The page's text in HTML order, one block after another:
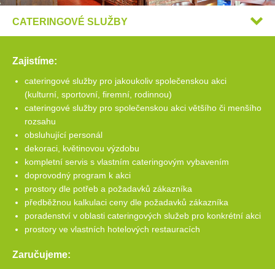
CATERINGOVÉ SLUŽBY
Zajistíme:
cateringové služby pro jakoukoliv společenskou akci
(kulturní, sportovní, firemní, rodinnou)
cateringové služby pro společenskou akci většího či menšího
rozsahu
obsluhující personál
dekoraci, květinovou výzdobu
kompletní servis s vlastním cateringovým vybavením
doprovodný program k akci
prostory dle potřeb a požadavků zákazníka
předběžnou kalkulaci ceny dle požadavků zákazníka
poradenství v oblasti cateringových služeb pro konkrétní akci
prostory ve vlastních hotelových restauracích
Zaručujeme: